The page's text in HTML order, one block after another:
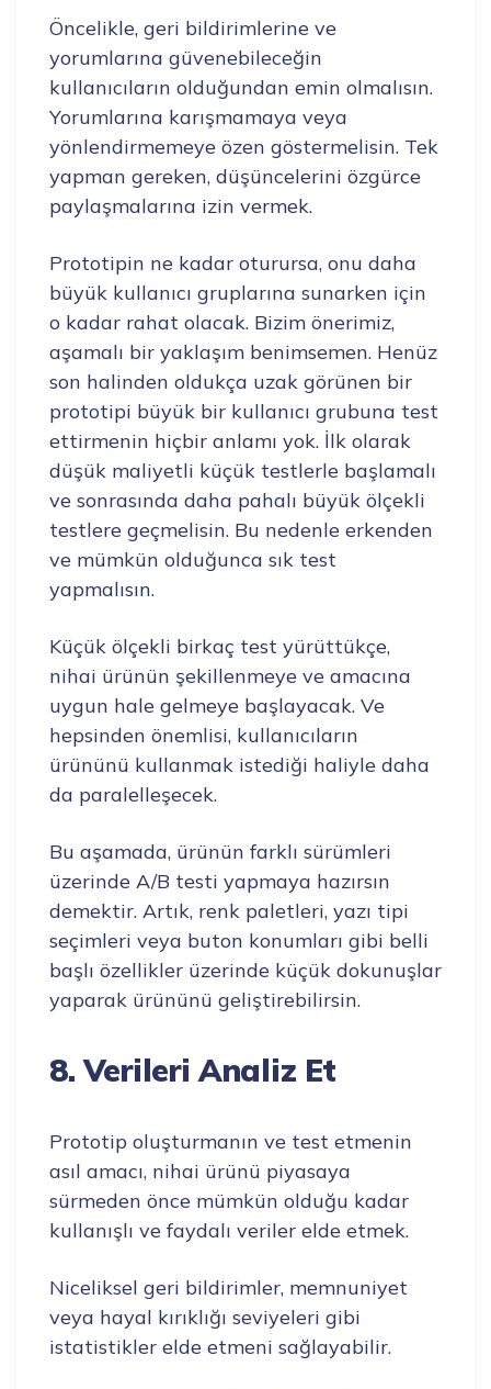
Öncelikle, geri bildirimlerine ve
yorumlarına güvenebileceğin
kullanıcıların olduğundan emin olmalısın.
Yorumlarına karışmamaya veya
yönlendirmemeye özen göstermelisin. Tek
yapman gereken, düşüncelerini özgürce
paylaşmalarına izin vermek.
Prototipin ne kadar oturursa, onu daha
büyük kullanıcı gruplarına sunarken için
o kadar rahat olacak. Bizim önerimiz,
aşamalı bir yaklaşım benimsemen. Henüz
son halinden oldukça uzak görünen bir
prototipi büyük bir kullanıcı grubuna test
ettirmenin hiçbir anlamı yok. İlk olarak
düşük maliyetli küçük testlerle başlamalı
ve sonrasında daha pahalı büyük ölçekli
testlere geçmelisin. Bu nedenle erkenden
ve mümkün olduğunca sık test
yapmalısın.
Küçük ölçekli birkaç test yürüttükçe,
nihai ürünün şekillenmeye ve amacına
uygun hale gelmeye başlayacak. Ve
hepsinden önemlisi, kullanıcıların
ürününü kullanmak istediği haliyle daha
da paralelleşecek.
Bu aşamada, ürünün farklı sürümleri
üzerinde A/B testi yapmaya hazırsın
demektir. Artık, renk paletleri, yazı tipi
seçimleri veya buton konumları gibi belli
başlı özellikler üzerinde küçük dokunuşlar
yaparak ürününü geliştirebilirsin.
8. Verileri Analiz Et
Prototip oluşturmanın ve test etmenin
asıl amacı, nihai ürünü piyasaya
sürmeden önce mümkün olduğu kadar
kullanışlı ve faydalı veriler elde etmek.
Niceliksel geri bildirimler, memnuniyet
veya hayal kırıklığı seviyeleri gibi
istatistikler elde etmeni sağlayabilir.